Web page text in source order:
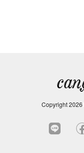
Copyright2026